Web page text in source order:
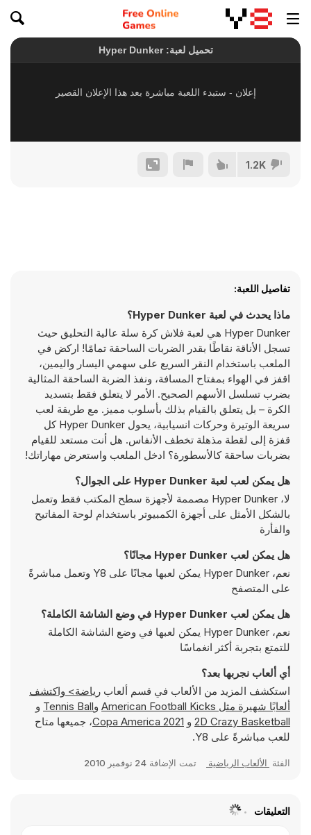
1.2K
تفاصيل اللعبة:
ماذا يحدث في لعبة Hyper Dunker؟
Hyper Dunker هي لعبة فلاش كرة سلة عالية التحليق حيث
تسجل الأناقة نقاطًا بقدر الضربات الساحقة تمامًا! اركض في
الملعب باستخدام النقر السريع على سهمي اليسار واليمين،
اقفز في الهواء بمفتاح المسافة، ونفذ الضربة الساحقة المثالية
بضرب تسلسل الأسهم الصحيح. الأمر لا يتعلق فقط بتسديد
الكرة – بل يتعلق بالقيام بذلك بأسلوب مميز. مع طريقة لعب
سريعة الوتيرة وحركات انسيابية، يحول Hyper Dunker كل
قفزة إلى لقطة مذهلة تخطف الأنفاس. هل أنت مستعد للقيام
بضربات ساحقة كالأسطورة؟ ادخل الملعب واستعرض مهاراتك!
هل يمكن لعب لعبة Hyper Dunker على الجوال؟
لا، Hyper Dunker مصممة لأجهزة سطح المكتب فقط وتعمل
بالشكل الأمثل على أجهزة الكمبيوتر باستخدام لوحة المفاتيح
والفأرة
هل يمكن لعب Hyper Dunker مجانًا؟
نعم، Hyper Dunker يمكن لعبها مجانًا على Y8 وتعمل مباشرةً
على المتصفح
هل يمكن لعب Hyper Dunker في وضع الشاشة الكاملة؟
نعم، Hyper Dunker يمكن لعبها في وضع الشاشة الكاملة
للتمتع بتجربة أكثر انغماسًا
أي ألعاب نجربها بعد؟
استكشف المزيد من الألعاب في قسم ألعاب
رياضة> واكتشف
ألعابًا شهيرة مثل American Football Kicks وTennis Ball و
2D Crazy Basketball
و Copa America 2021، جميعها متاح
للعب مباشرةً على Y8.
الفئة الألعاب الرياضية تمت الإضافة 24 نوفمبر 2010
التعليقات